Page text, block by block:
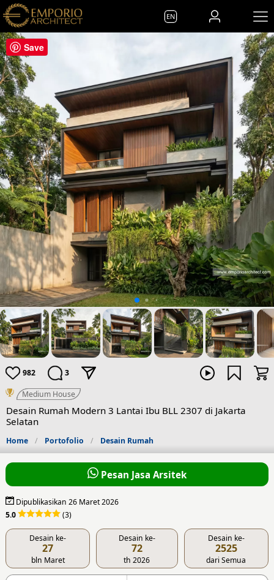
EN
982 3
Medium House
Desain Rumah Modern 3 Lantai Ibu BLL 2307 di Jakarta
Selatan
Home Portofolio Desain Rumah
Pesan Jasa Arsitek
Dipublikasikan 26 Maret 2026
5.0
(3)
Desain ke-
27
bln Maret
Desain ke-
72
th 2026
Desain ke-
2525
dari Semua
Save